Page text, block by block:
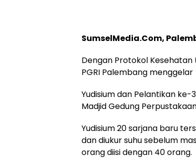
SumselMedia.Com,
Dengan Protokol Kesehatan
PGRI Palembang menggelar
Yudisium dan Pelantikan ke-
Madjid Gedung
Yudisium 20 sarjana baru
dan diukur suhu sebelum
orang diisi dengan 40 orang.